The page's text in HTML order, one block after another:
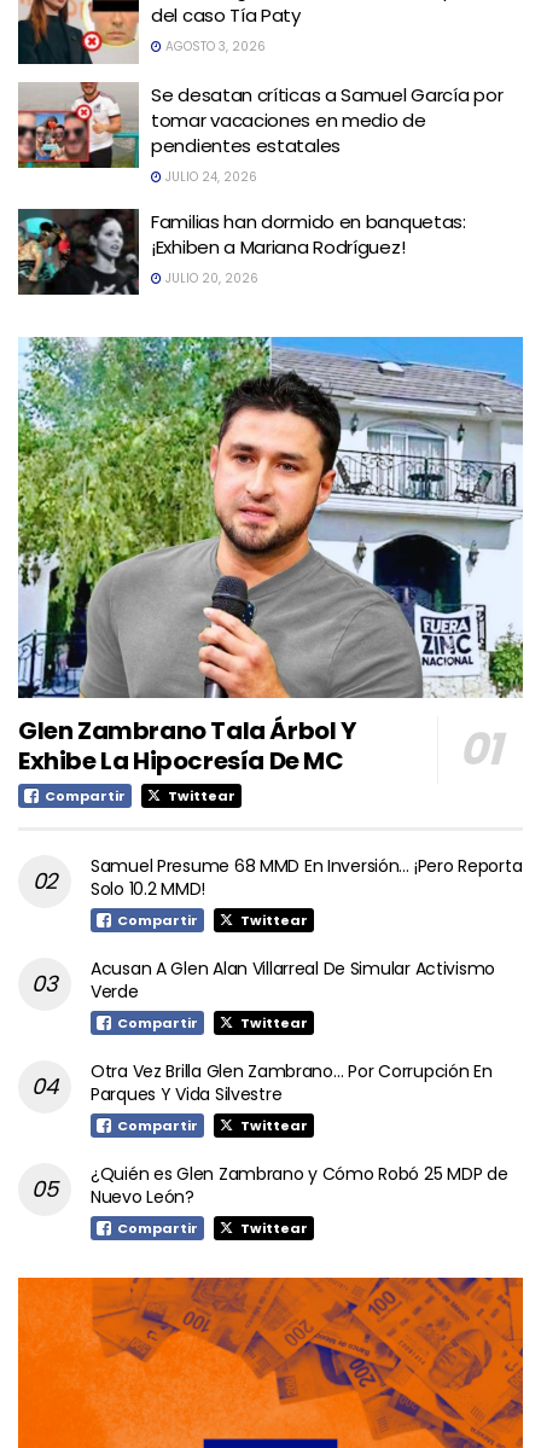
del caso Tía Paty
AGOSTO 3, 2026
Se desatan críticas a Samuel García por
tomar vacaciones en medio de
pendientes estatales
JULIO 24, 2026
Familias han dormido en banquetas:
¡Exhiben a Mariana Rodríguez!
JULIO 20, 2026
Glen Zambrano Tala Árbol Y
Exhibe La Hipocresía De MC
Compartir Twittear
Samuel Presume 68 MMD En Inversión… ¡Pero Reporta
Solo 10.2 MMD!
Compartir Twittear
Acusan A Glen Alan Villarreal De Simular Activismo
Verde
Compartir Twittear
Otra Vez Brilla Glen Zambrano… Por Corrupción En
Parques Y Vida Silvestre
Compartir Twittear
¿Quién es Glen Zambrano y Cómo Robó 25 MDP de
Nuevo León?
Compartir Twittear